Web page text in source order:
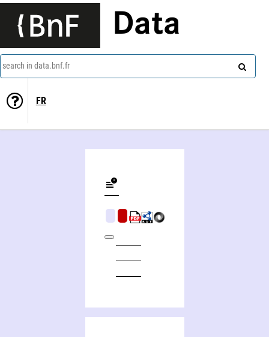
Data
search in data.bnf.fr
FR